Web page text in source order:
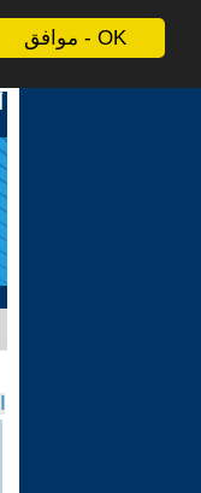
موافق - OK